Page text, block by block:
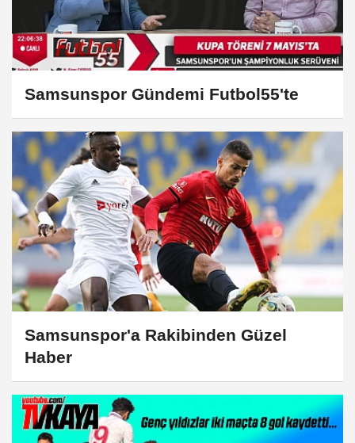
Samsunspor Gündemi Futbol55'te
Samsunspor'a Rakibinden Güzel
Haber